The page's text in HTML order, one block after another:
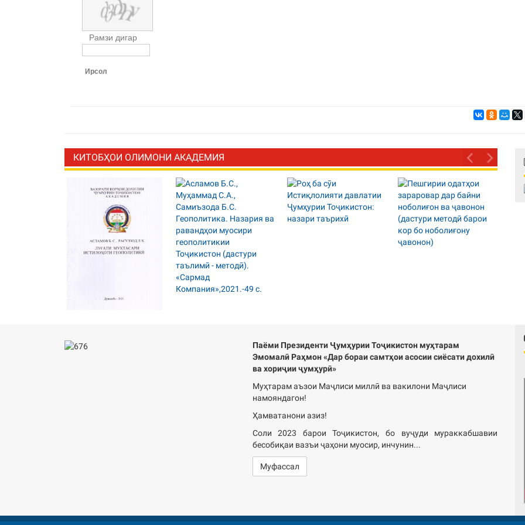
Рамзи дигар
Ирсол
КИТОБҲОИ ОЛИМОНИ АКАДЕМИЯ
Паёми Президенти Ҷумҳурии Тоҷикистон муҳтарам
Эмомалӣ Раҳмон «Дар бораи самтҳои асосии сиёсати дохилӣ
ва хориҷии ҷумҳурӣ»
Муҳтарам аъзои Маҷлиси миллӣ ва вакилони Маҷлиси
намояндагон!
Ҳамватанони азиз!
Соли 2023 барои Тоҷикистон, бо вуҷуди мураккабшавии
бесобиқаи вазъи ҷаҳони муосир, инчунин...
Муфассал